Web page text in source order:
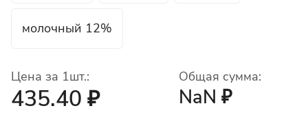
молочный 12%
Цена за 1шт.:
435.40 ₽
Общая сумма:
NaN ₽